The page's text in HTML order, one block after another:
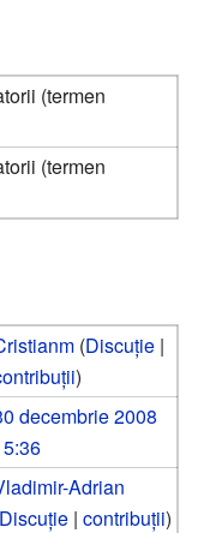
(termen
(termen
(Discuție |
)
decembrie 2008
Adrian
Discuție |contribuții)